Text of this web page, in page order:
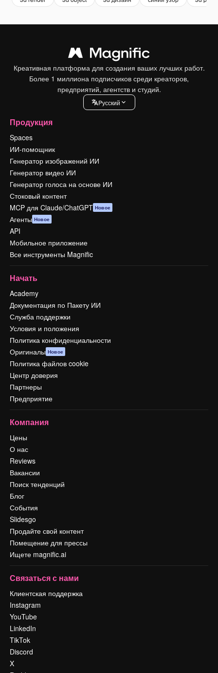
Креативная платформа для создания ваших лучших работ.
Более 1 миллиона подписчиков среди креаторов,
предприятий, агентств и студий.
Pусский
Продукция
Spaces
ИИ-помощник
Генератор изображений ИИ
Генератор видео ИИ
Генератор голоса на основе ИИ
Стоковый контент
MCP для Claude/ChatGPT Новое
Агенты Новое
API
Мобильное приложение
Все инструменты Magnific
Начать
Academy
Документация по Пакету ИИ
Служба поддержки
Условия и положения
Политика конфиденциальности
Оригиналы Новое
Политика файлов cookie
Центр доверия
Партнеры
Предприятие
Компания
Цены
О нас
Reviews
Вакансии
Поиск тенденций
Блог
События
Slidesgo
Продайте свой контент
Помещение для прессы
Ищете magnific.ai
Связаться с нами
Клиентская поддержка
Instagram
YouTube
LinkedIn
TikTok
Discord
X